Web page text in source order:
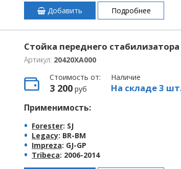
Добавить Подробнее
Стойка переднего стабилизатора
Артикул: 20420XA000
Стоимость от:
3 200руб
Наличие
На складе 3
Применимость:
Forester: SJ
Legacy: BR-BM
Impreza: GJ-GP
Tribeca: 2006-2014